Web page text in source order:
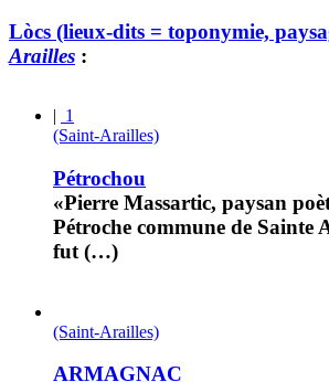
Lòcs (lieux-dits = toponymie,
Arailles :
| 1
(Saint-Arailles)
Pétrochou
«Pierre Massartic, paysan
Pétroche commune de Sainte
fut (…)
(Saint-Arailles)
ARMAGNAC